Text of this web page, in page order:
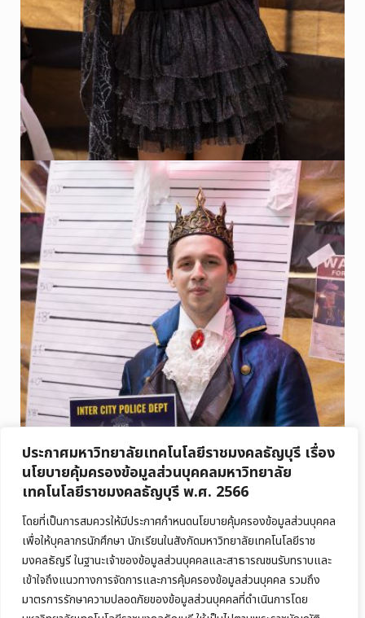
ประกาศมหาวิทยาลัยเทคโนโลยีราชมงคลธัญบุรี เรื่อง
นโยบายคุ้มครองข้อมูลส่วนบุคคลมหาวิทยาลัย
เทคโนโลยีราชมงคลธัญบุรี พ.ศ. 2566
โดยที่เป็นการสมควรให้มีประกาศกำหนดนโยบายคุ้มครองข้อมูลส่วนบุคคล
เพื่อให้บุคลากรนักศึกษา นักเรียนในสังกัดมหาวิทยาลัยเทคโนโลยีราช
มงคลธัญรี ในฐานะเจ้าของข้อมูลส่วนบุคคลและสาธารณชนรับทราบและ
เข้าใจถึงแนวทางการจัดการและการคุ้มครองข้อมูลส่วนบุคคล รวมถึง
มาตรการรักษาความปลอดภัยของข้อมูลส่วนบุคคลที่ดำเนินการโดย